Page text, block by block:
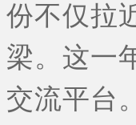
份不仅拉
梁。这一
交流平台